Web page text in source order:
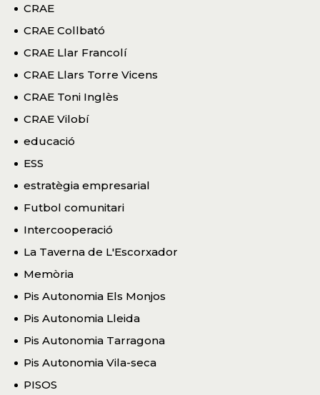
CRAE
CRAE Collbató
CRAE Llar Francolí
CRAE Llars Torre Vicens
CRAE Toni Inglès
CRAE Vilobí
educació
ESS
estratègia empresarial
Futbol comunitari
Intercooperació
La Taverna de L'Escorxador
Memòria
Pis Autonomia Els Monjos
Pis Autonomia Lleida
Pis Autonomia Tarragona
Pis Autonomia Vila-seca
PISOS